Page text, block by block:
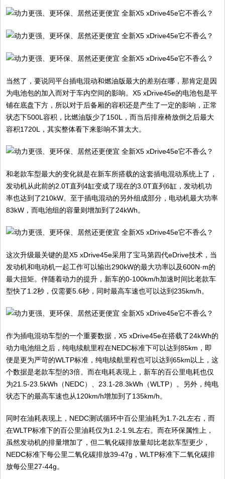
当然了，要说同平台插电混动和燃油版最大的差别在哪，那肯定是因
为电池包的加入而对于车内空间的影响。X5 xDrive45e的电池包是平
铺在底盘下方，所以对于后备厢的容积还是产生了一定的影响，正常
状态下500L容积，比燃油版少了150L，而当后排座椅放倒之后最大
容积1720L，其实整体看下来影响不算太大。
和老款车型最大的变化就是在新车所搭载的这套插电混动系统上了，
发动机从此前的2.0T直列4缸变成了现在的3.0T直列6缸，发动机功
率也达到了210kW。至于插电混动的另外组成部分，电动机最大功率
83kW，而电池组的容量则增加到了24kWh。
这次升级最关键的是X5 xDrive45e采用了宝马第四代eDrive技术，当
发动机和电动机一起工作可以输出290kW的最大功率以及600N·m的
最大扭矩。伴随着动力的提升，新车的0-100km/h加速时间比老款车
型快了1.2秒，仅需要5.6秒，同时最高车速也可以达到235km/h。
作为插电混动车型的一个重要数据，X5 xDrive45e在搭载了24kWh的
动力电池组之后，纯电续航里程在NEDC标准下可以达到85km，即
便是更为严苛的WLTP标准，纯电续航里程也可以达到65km以上，这
个数据是老款车型的3倍。而在电耗表现上，新车的百公里电耗也仅
为21.5-23.5kWh（NEDC）、23.1-28.3kWh（WLTP）。另外，纯电
状态下的最高车速也从120km/h增加到了135km/h。
同时在油耗表现上，NEDC测试循环中百公里油耗为1.7-2L左右，而
在WLTP标准下的百公里油耗仅为1.2-1.9L左右。而在环保属性上，
虽然发动机的排量增加了，但二氧化碳排放量却比老款车型更少，
NEDC标准下每公里二氧化碳排放39-47g，WLTP标准下二氧化碳排
放每公里27-44g。